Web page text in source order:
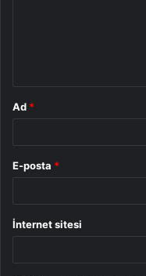
Ad *
E-posta *
İnternet sitesi